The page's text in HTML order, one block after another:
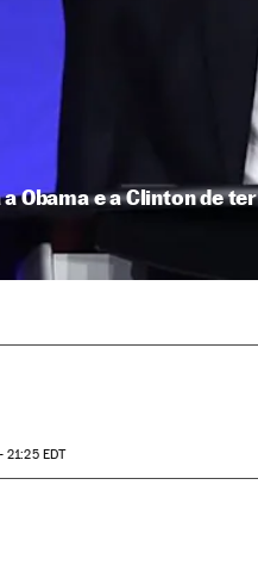
Obama e a Clinton de
21:25EDT
Twitter
Redes Sociales